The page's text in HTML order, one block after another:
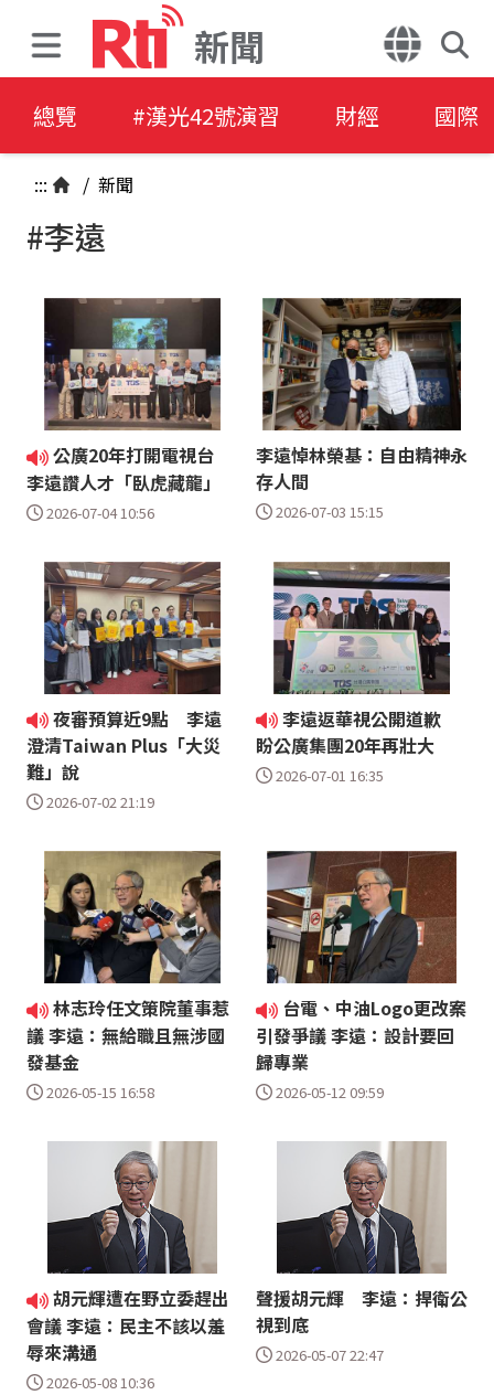
新聞
總覽 #漢光42號演習 財經 國際
::: / 新聞
#李遠
公廣20年打開電視台
李遠讚人才「臥虎藏龍」
2026-07-04 10:56
李遠悼林榮基：自由精神永
存人間
2026-07-03 15:15
夜審預算近9點 李遠
澄清Taiwan Plus「大災
難」說
2026-07-02 21:19
李遠返華視公開道歉
盼公廣集團20年再壯大
2026-07-01 16:35
林志玲任文策院董事惹
議 李遠：無給職且無涉國
發基金
2026-05-15 16:58
台電、中油Logo更改案
引發爭議 李遠：設計要回
歸專業
2026-05-12 09:59
胡元輝遭在野立委趕出
會議 李遠：民主不該以羞
辱來溝通
2026-05-08 10:36
聲援胡元輝 李遠：捍衛公
視到底
2026-05-07 22:47